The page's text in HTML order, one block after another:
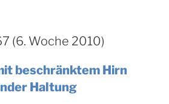
(6. Woche 2010)
beschränktem Hirn
Haltung